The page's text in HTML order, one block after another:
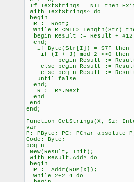
If TextStrings = NIL then
With TextStrings^ do
begin
R := Root;
While R <NIL>
begin Result := Result +
end;
if Byte(Str[I]) = $7F
if (I + J) mod 2 <>0
begin Result := Result +
else begin Result := Result
else begin Result := Result
until false \\ Всё это
end;
R := R^.Next
end
end
end;
Function GetStrings(X, Sz:
var
P: PByte; PC: PChar absolute
Code: Byte;
begin
New(Result, Init);
with Result.Add^ do
begin
P := Addr(ROM[X]);
while 2+2=4 do \\